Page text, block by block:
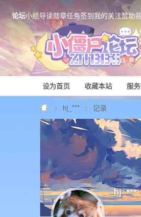
论坛小组导读勋章任务签到我的关注赞助
设为首页 收藏本站 服
Mi
hj_*** 记录
hj_***